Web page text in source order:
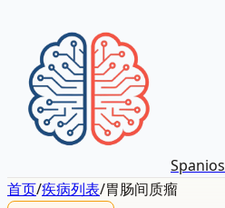
Spanios
首页/疾病列表/胃肠间质瘤